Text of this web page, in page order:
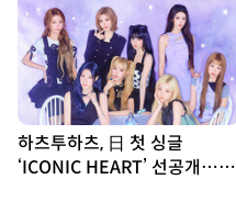
하츠투하츠, 日 첫 싱글
‘ICONIC HEART’ 선공개…짜